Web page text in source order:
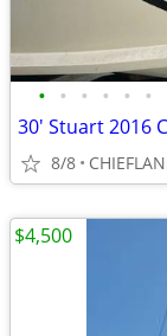
• • • • • •
30' Stuart 2016
8/8
$4,500